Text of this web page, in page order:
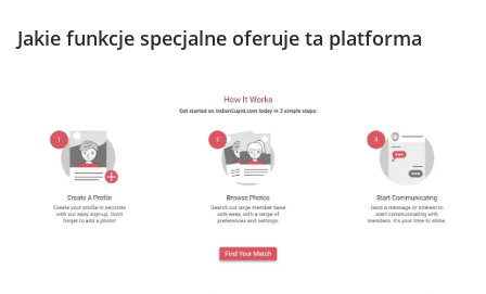
Jakie funkcje specjalne oferuje ta platforma